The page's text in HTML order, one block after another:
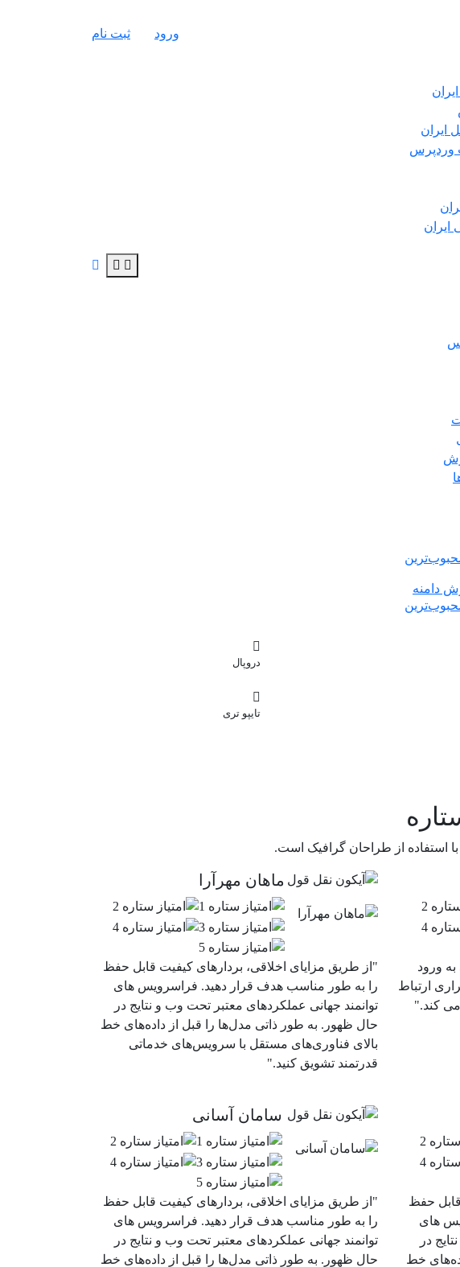
ورود
ثبت نام
ایران
وردپرس
دامنه
دروپال
تایپو تری
استفاده از طراحان گرافیک است.
ورود
ارتباط
می کند."
ماهان مهرآرا
"از طریق مزایای اخلاقی، بردارهای کیفیت قابل حفظ
را به طور مناسب هدف قرار دهید. فراسرویس های
توانمند جهانی عملکردهای معتبر تحت وب و نتایج در
حال ظهور. به طور ذاتی مدل‌ها را قبل از داده‌های خط
بالای فناوری‌های مستقل با سرویس‌های خدماتی
قدرتمند تشویق کنید."
قابل حفظ
های
در
خط
سامان آسانی
"از طریق مزایای اخلاقی، بردارهای کیفیت قابل حفظ
را به طور مناسب هدف قرار دهید. فراسرویس های
توانمند جهانی عملکردهای معتبر تحت وب و نتایج در
حال ظهور. به طور ذاتی مدل‌ها را قبل از داده‌های خط